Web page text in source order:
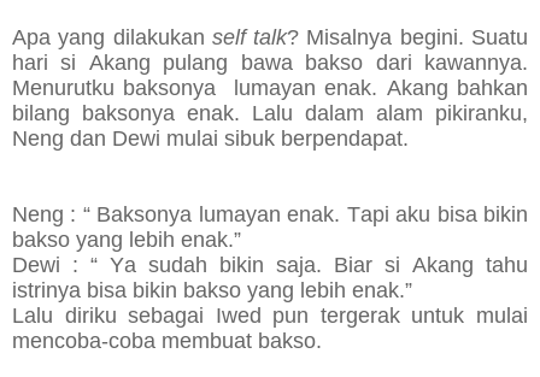
Apa yang dilakukan self talk? Misalnya begini. Suatu
hari si Akang pulang bawa bakso dari kawannya.
Menurutku baksonya lumayan enak. Akang bahkan
bilang baksonya enak. Lalu dalam alam pikiranku,
Neng dan Dewi mulai sibuk berpendapat.
Neng : “ Baksonya lumayan enak. Tapi aku bisa bikin
bakso yang lebih enak.”
Dewi : “ Ya sudah bikin saja. Biar si Akang tahu
istrinya bisa bikin bakso yang lebih enak.”
Lalu diriku sebagai Iwed pun tergerak untuk mulai
mencoba-coba membuat bakso.